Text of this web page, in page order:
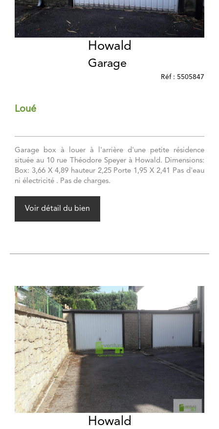
Howald
Garage
Réf : 5505847
Loué
Garage box à louer à l'arrière d'une petite résidence
située au 10 rue Théodore Speyer à Howald. Dimensions:
Box: 3,66 X 4,89 hauteur 2,25 Porte 1,95 X 2,41 Pas d'eau
ni électricité . Pas de charges.
Voir détail du bien
Howald